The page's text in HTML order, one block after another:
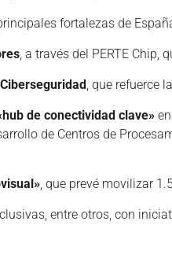
fortalezas de
, a través del PERTE Chip,
, que refuerce
de conectividad clave»
de Centros de
, que prevé movilizar
entre otros, con